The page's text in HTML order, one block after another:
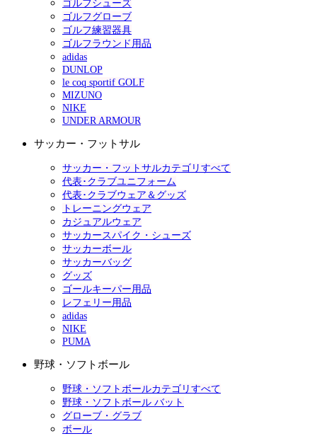
ゴルフシューズ
ゴルフグローブ
ゴルフ練習器具
ゴルフラウンド用品
adidas
DUNLOP
le coq sportif GOLF
MIZUNO
NIKE
UNDER ARMOUR
サッカー・フットサル
サッカー・フットサルカテゴリすべて
代表･クラブユニフォーム
代表･クラブウェア＆グッズ
トレーニングウェア
カジュアルウェア
サッカースパイク・シューズ
サッカーボール
サッカーバッグ
グッズ
ゴールキーパー用品
レフェリー用品
adidas
NIKE
PUMA
野球・ソフトボール
野球・ソフトボールカテゴリすべて
野球・ソフトボール バット
グローブ・グラブ
ボール